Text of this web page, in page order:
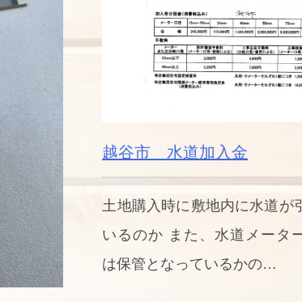
越谷市 水道加入金
土地購入時に敷地内に水道が
いるのか また、水道メータ
は保管となっているかの…